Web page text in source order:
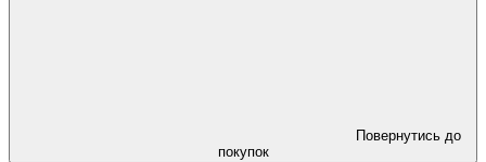
Повернутись до
покупок